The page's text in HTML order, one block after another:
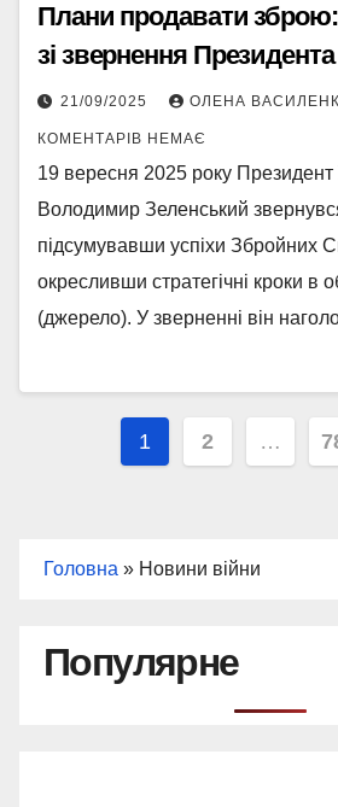
Плани продавати
зі звернення
21/09/2025 ОЛЕНА
КОМЕНТАРІВ НЕМАЄ
19 вересня 2025 року Президент
Володимир Зеленський
підсумувавши успіхи Збройних
окресливши стратегічні кроки в
(джерело). У зверненні він
Пагінація
1 2 …
Головна » Новини війни
Популярне